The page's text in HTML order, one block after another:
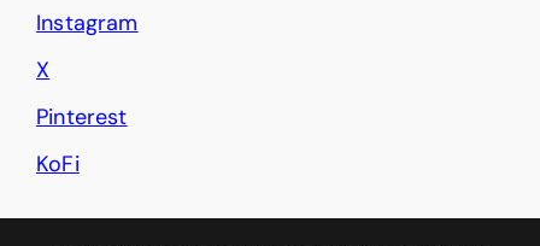
Instagram
X
Pinterest
KoFi